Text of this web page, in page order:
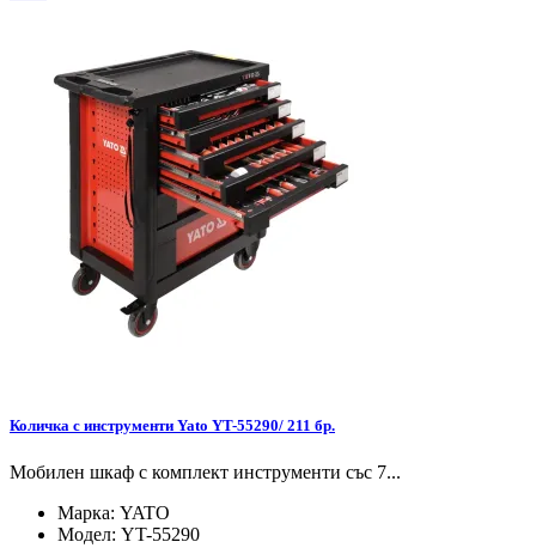
Количка с инструменти Yato YT-55290/ 211 бр.
Мобилен шкаф с комплект инструменти със 7...
Марка: YATO
Модел: YT-55290